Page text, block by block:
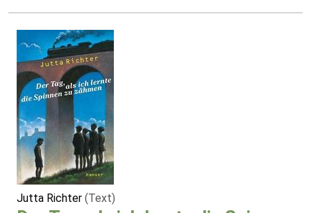
Jutta Richter (Text)